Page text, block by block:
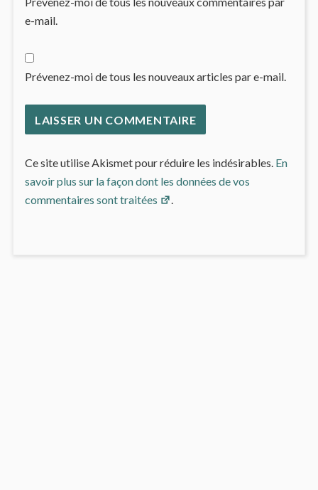
e-mail.
Prévenez-moi de tous les nouveaux articles par e-mail.
Ce site utilise Akismet pour réduire les indésirables. En
savoir plus sur la façon dont les données de vos
commentaires sont traitées
.